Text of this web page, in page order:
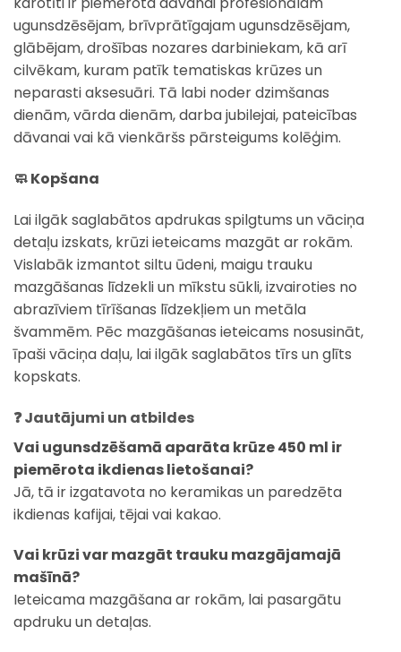
ugunsdzēsējam, brīvprātīgajam ugunsdzēsējam,
glābējam, drošības nozares darbiniekam, kā arī
cilvēkam, kuram patīk tematiskas krūzes un
neparasti aksesuāri. Tā labi noder dzimšanas
dienām, vārda dienām, darba jubilejai, pateicības
dāvanai vai kā vienkāršs pārsteigums kolēģim.
🧼 Kopšana
Lai ilgāk saglabātos apdrukas spilgtums un vāciņa
detaļu izskats, krūzi ieteicams mazgāt ar rokām.
Vislabāk izmantot siltu ūdeni, maigu trauku
mazgāšanas līdzekli un mīkstu sūkli, izvairoties no
abrazīviem tīrīšanas līdzekļiem un metāla
švammēm. Pēc mazgāšanas ieteicams nosusināt,
īpaši vāciņa daļu, lai ilgāk saglabātos tīrs un glīts
kopskats.
❓ Jautājumi un atbildes
Vai ugunsdzēšamā aparāta krūze 450 ml ir
piemērota ikdienas lietošanai?
Jā, tā ir izgatavota no keramikas un paredzēta
ikdienas kafijai, tējai vai kakao.
Vai krūzi var mazgāt trauku mazgājamajā
mašīnā?
Ieteicama mazgāšana ar rokām, lai pasargātu
apdruku un detaļas.